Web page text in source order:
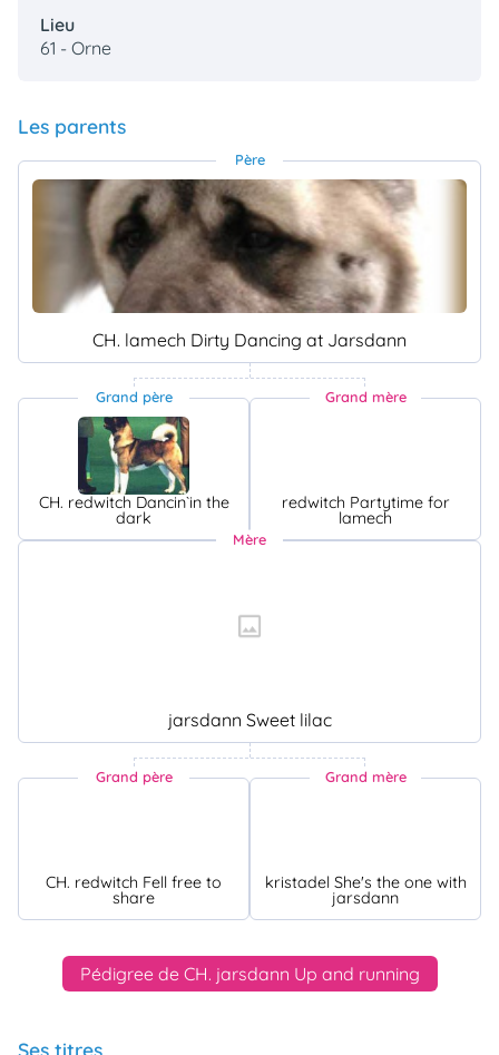
Lieu
61 - Orne
Les parents
Père
CH. lamech Dirty Dancing at Jarsdann
Grand père
CH. redwitch Dancin`in the
dark
Grand mère
redwitch Partytime for
lamech
Mère
jarsdann Sweet lilac
Grand père
CH. redwitch Fell free to
share
Grand mère
kristadel She's the one with
jarsdann
Pédigree de CH. jarsdann Up and running
Ses titres